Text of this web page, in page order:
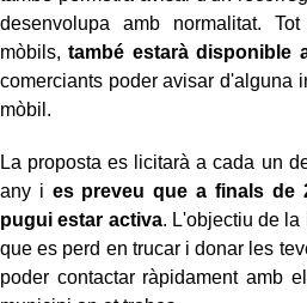
desenvolupa amb normalitat.
mòbils,també estarà disponible
comerciants poder avisar d'alguna
mòbil.
La proposta es licitarà a cada un
any i es preveu que a finals de
pugui estar activa. L'objectiu de la
que es perd en trucar i donar les
poder contactar ràpidament amb